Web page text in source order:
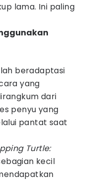
lama. Ini paling
beradaptasi
yang
dari
penyu yang
pantat saat
Turtle:
kecil